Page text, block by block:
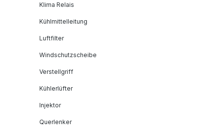
Klima Relais
Kühlmittelleitung
Luftfilter
Windschutzscheibe
Verstellgriff
Kühlerlüfter
Injektor
Querlenker